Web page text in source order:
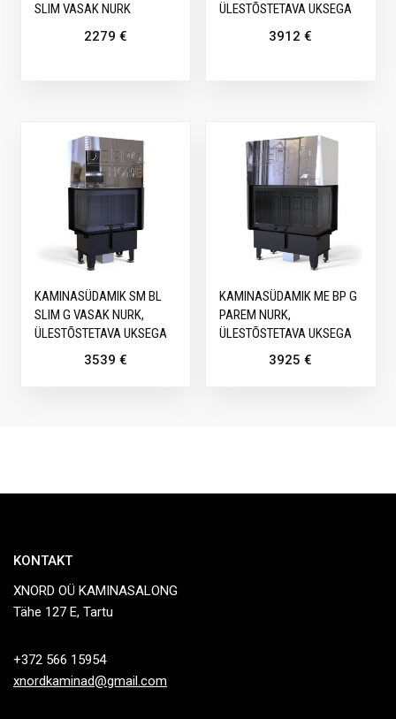
SLIM VASAK NURK
2279 €
ÜLESTÕSTETAVA UKSEGA
3912€
KAMINASÜDAMIK SM BL
SLIM G VASAK NURK,
ÜLESTÕSTETAVA UKSEGA
3539 €
KAMINASÜDAMIK ME BP G
PAREM NURK,
ÜLESTÕSTETAVA UKSEGA
3925€
KONTAKT
XNORD OÜ KAMINASALONG
Tähe 127 E, Tartu
+372 566 15954
xnordkaminad@gmail.com